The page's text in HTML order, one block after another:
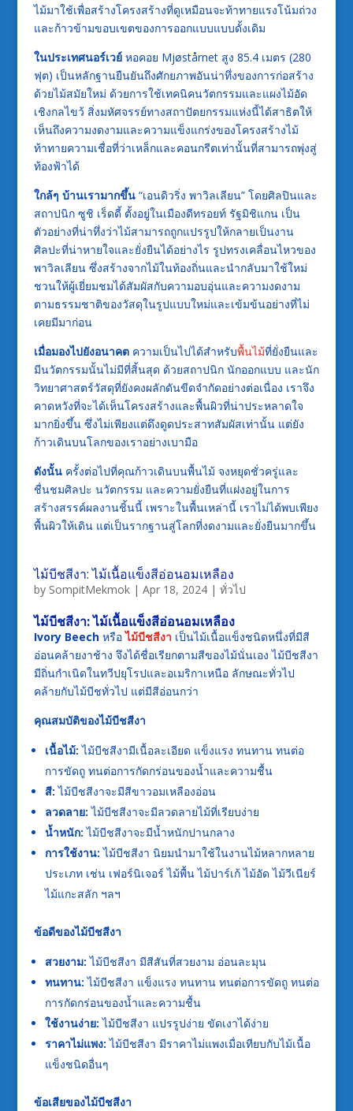
ไม้มาใช้เพื่อสร้างโครงสร้างที่ดูเหมือนจะท้าทายแรงโน้มถ่วง
และก้าวข้ามขอบเขตของการออกแบบแบบดั้งเดิม
ในประเทศนอร์เวย์หอคอย Mjøstårnet สูง 85.4 เมตร (280
ฟุต) เป็นหลักฐานยืนยันถึงศักยภาพอันน่าทึ่งของการก่อสร้าง
ด้วยไม้สมัยใหม่ ด้วยการใช้เทคนิคนวัตกรรมและแผงไม้อัด
เชิงกลไขว้ สิ่งมหัศจรรย์ทางสถาปัตยกรรมแห่งนี้ได้สาธิตให้
เห็นถึงความงดงามและความแข็งแกร่งของโครงสร้างไม้
ท้าทายความเชื่อที่ว่าเหล็กและคอนกรีตเท่านั้นที่สามารถพุ่งสู่
ท้องฟ้าได้
ใกล้ๆ บ้านเรามากขึ้น“เอนดิวริ่ง พาวิลเลียน” โดยศิลปินและ
สถาปนิก ซูชิ เร็ดดี้ ตั้งอยู่ในเมืองดีทรอยท์ รัฐมิชิแกน เป็น
ตัวอย่างที่น่าทึ่งว่าไม้สามารถถูกแปรรูปให้กลายเป็นงาน
ศิลปะที่น่าหายใจและยั่งยืนได้อย่างไร รูปทรงเคลื่อนไหวของ
พาวิลเลียน ซึ่งสร้างจากไม้ในท้องถิ่นและนำกลับมาใช้ใหม่
ชวนให้ผู้เยี่ยมชมได้สัมผัสกับความอบอุ่นและความงดงาม
ตามธรรมชาติของวัสดุในรูปแบบใหม่และเข้มข้นอย่างที่ไม่
เคยมีมาก่อน
เมื่อมองไปยังอนาคตความเป็นไปได้สำหรับพื้นไม้ที่ยั่งยืนและ
มีนวัตกรรมนั้นไม่มีที่สิ้นสุด ด้วยสถาปนิก นักออกแบบ และนัก
วิทยาศาสตร์วัสดุที่ยังคงผลักดันขีดจำกัดอย่างต่อเนื่อง เราจึง
คาดหวังที่จะได้เห็นโครงสร้างและพื้นผิวที่น่าประหลาดใจ
มากยิ่งขึ้น ซึ่งไม่เพียงแต่ดึงดูดประสาทสัมผัสเท่านั้น แต่ยัง
ก้าวเดินบนโลกของเราอย่างเบามือ
ดังนั้นครั้งต่อไปที่คุณก้าวเดินบนพื้นไม้ จงหยุดชั่วครู่และ
ชื่นชมศิลปะ นวัตกรรม และความยั่งยืนที่แฝงอยู่ในการ
สร้างสรรค์ผลงานชิ้นนี้ เพราะในพื้นเหล่านี้ เราไม่ได้พบเพียง
พื้นผิวให้เดิน แต่เป็นรากฐานสู่โลกที่งดงามและยั่งยืนมากขึ้น
ไม้บีชสีงา: ไม้เนื้อแข็งสีอ่อนอมเหลือง
by SompitMekmok| Apr 18, 2024| ทั่วไป
ไม้บีชสีงา: ไม้เนื้อแข็งสีอ่อนอมเหลือง
Ivory Beechหรือไม้บีชสีงา เป็นไม้เนื้อแข็งชนิดหนึ่งที่มีสี
อ่อนคล้ายงาช้าง จึงได้ชื่อเรียกตามสีของไม้นั่นเอง ไม้บีชสีงา
มีถิ่นกำเนิดในทวีปยุโรปและอเมริกาเหนือ ลักษณะทั่วไป
คล้ายกับไม้บีชทั่วไป แต่มีสีอ่อนกว่า
คุณสมบัติของไม้บีชสีงา
เนื้อไม้: ไม้บีชสีงามีเนื้อละเอียด แข็งแรง ทนทาน ทนต่อ
การขัดถู ทนต่อการกัดกร่อนของน้ำและความชื้น
สี: ไม้บีชสีงาจะมีสีขาวอมเหลืองอ่อน
ลวดลาย: ไม้บีชสีงาจะมีลวดลายไม้ที่เรียบง่าย
น้ำหนัก: ไม้บีชสีงาจะมีน้ำหนักปานกลาง
การใช้งาน: ไม้บีชสีงา นิยมนำมาใช้ในงานไม้หลากหลาย
ประเภท เช่น เฟอร์นิเจอร์ ไม้พื้น ไม้ปาร์เก้ ไม้อัด ไม้วีเนียร์
ไม้แกะสลัก ฯลฯ
ข้อดีของไม้บีชสีงา
สวยงาม: ไม้บีชสีงา มีสีสันที่สวยงาม อ่อนละมุน
ทนทาน: ไม้บีชสีงา แข็งแรง ทนทาน ทนต่อการขัดถู ทนต่อ
การกัดกร่อนของน้ำและความชื้น
ใช้งานง่าย: ไม้บีชสีงา แปรรูปง่าย ขัดเงาได้ง่าย
ราคาไม่แพง: ไม้บีชสีงา มีราคาไม่แพงเมื่อเทียบกับไม้เนื้อ
แข็งชนิดอื่นๆ
ข้อเสียของไม้บีชสีงา